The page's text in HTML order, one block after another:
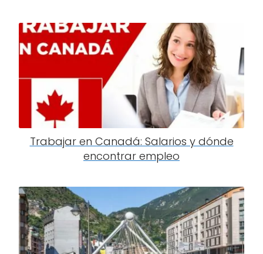
Trabajar en Canadá: Salarios y dónde
encontrar empleo